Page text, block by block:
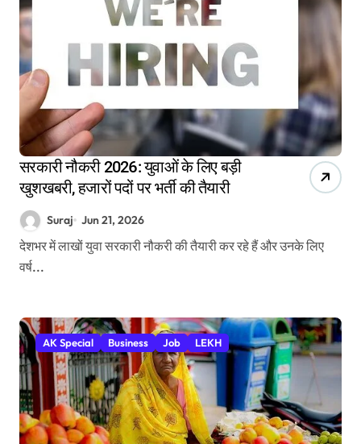
सरकारी नौकरी 2026: युवाओं के लिए बड़ी
खुशखबरी, हजारों पदों पर भर्ती की तैयारी
Suraj Jun 21, 2026
देशभर में लाखों युवा सरकारी नौकरी की तैयारी कर रहे हैं और उनके लिए
वर्ष...
AK Special Business Job LEKH